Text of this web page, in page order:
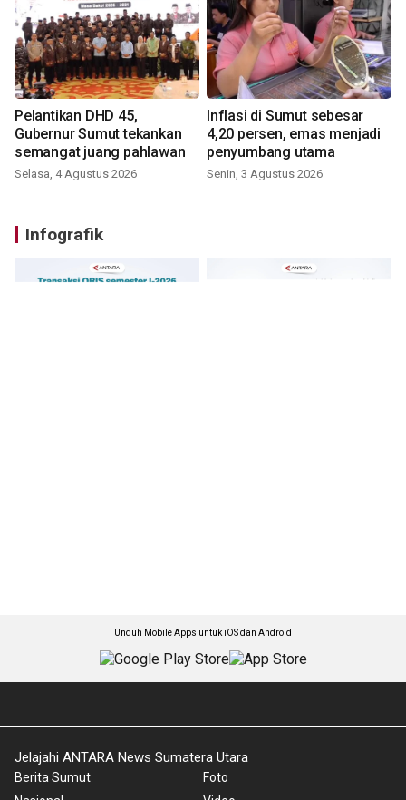
Pelantikan DHD 45,
Gubernur Sumut tekankan
semangat juang pahlawan
Selasa, 4 Agustus 2026
Inflasi di Sumut sebesar
4,20 persen, emas menjadi
penyumbang utama
Senin, 3 Agustus 2026
Infografik
Unduh Mobile Apps untuk iOS dan Android
Jelajahi ANTARA News Sumatera Utara
Berita Sumut
Foto